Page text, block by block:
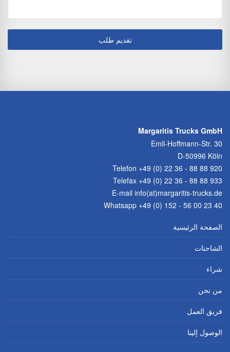
Margaritis Trucks GmbH
Emil-Hoffmann-Str. 30
D-50996 Köln
Telefon +49 (0) 22 36 - 88 88 920
Telefax +49 (0) 22 36 - 88 88 933
E-mail info(at)margaritis-trucks.de
Whatsapp +49 (0) 152 - 56 00 23 40
الصفحة الرئيسية
الشاحنات
شراء
من نحن
فريق العمل
الوصول إلينا